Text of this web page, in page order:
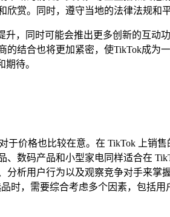
赏。同时，遵守当地的法律法规和
，同时可能会推出更多创新的互动
结合也将更加紧密，使TikTok成为
待。
价格也比较在意。在 TikTok 上销
数码产品和小型家电同样适合在
析用户行为以及观察竞争对手来
时，需要综合考虑多个因素，包括